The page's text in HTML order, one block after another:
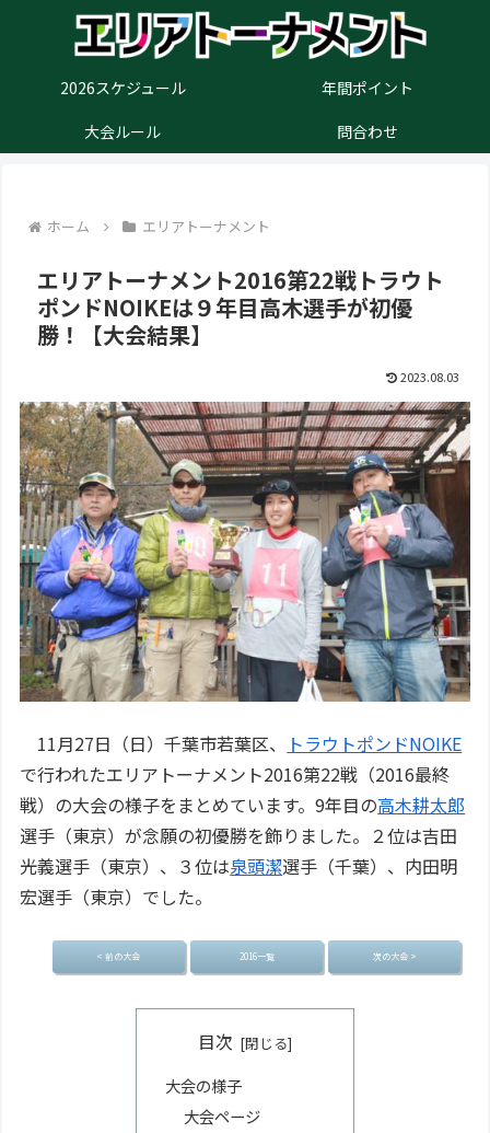
2026スケジュール
年間ポイント
大会ルール
問合わせ
ホーム エリアトーナメント
エリアトーナメント2016第22戦トラウト
ポンドNOIKEは９年目高木選手が初優
勝！【大会結果】
2023.08.03
11月27日（日）千葉市若葉区、
トラウトポンドNOIKE
で行われたエリアトーナメント2016第22戦（2016最終
戦）の大会の様子をまとめています。9年目の高木耕太郎
選手（東京）が念願の初優勝を飾りました。２位は吉田
光義選手（東京）、３位は泉頭潔選手（千葉）、内田明
宏選手（東京）でした。
< 前の大会 2016一覧 次の大会 >
目次
大会の様子
大会ページ